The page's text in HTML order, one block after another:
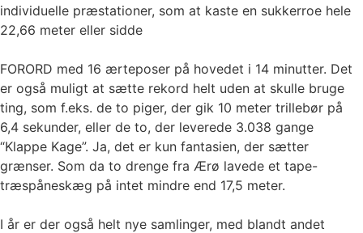
individuelle præstationer, som at kaste en sukkerroe hele
22,66 meter eller sidde
FORORD med 16 ærteposer på hovedet i 14 minutter. Det
er også muligt at sætte rekord helt uden at skulle bruge
ting, som f.eks. de to piger, der gik 10 meter trillebør på
6,4 sekunder, eller de to, der leverede 3.038 gange
“Klappe Kage”. Ja, det er kun fantasien, der sætter
grænser. Som da to drenge fra Ærø lavede et tape-
træspåneskæg på intet mindre end 17,5 meter.
I år er der også helt nye samlinger, med blandt andet